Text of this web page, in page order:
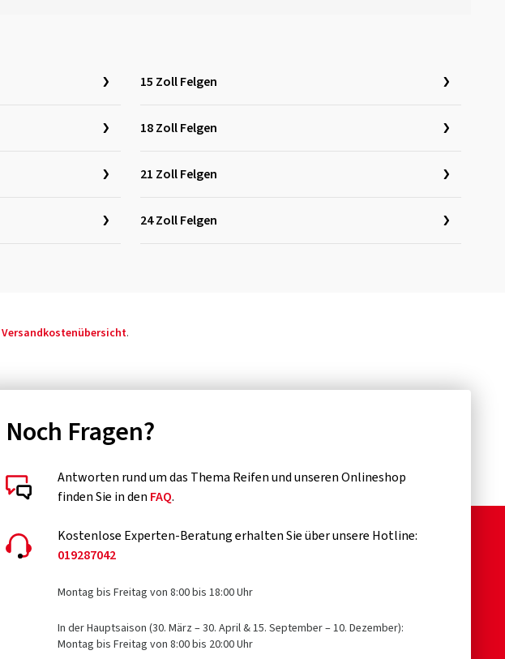
15 Zoll Felgen
18 Zoll Felgen
21 Zoll Felgen
24 Zoll Felgen
Versandkostenübersicht.
Noch Fragen?
Antworten rund um das Thema Reifen und unseren Onlineshop
finden Sie in den FAQ.
Kostenlose Experten-Beratung erhalten Sie über unsere Hotline:
019287042
Montag bis Freitag von 8:00 bis 18:00 Uhr
In der Hauptsaison (30. März – 30. April & 15. September – 10. Dezember):
Montag bis Freitag von 8:00 bis 20:00 Uhr